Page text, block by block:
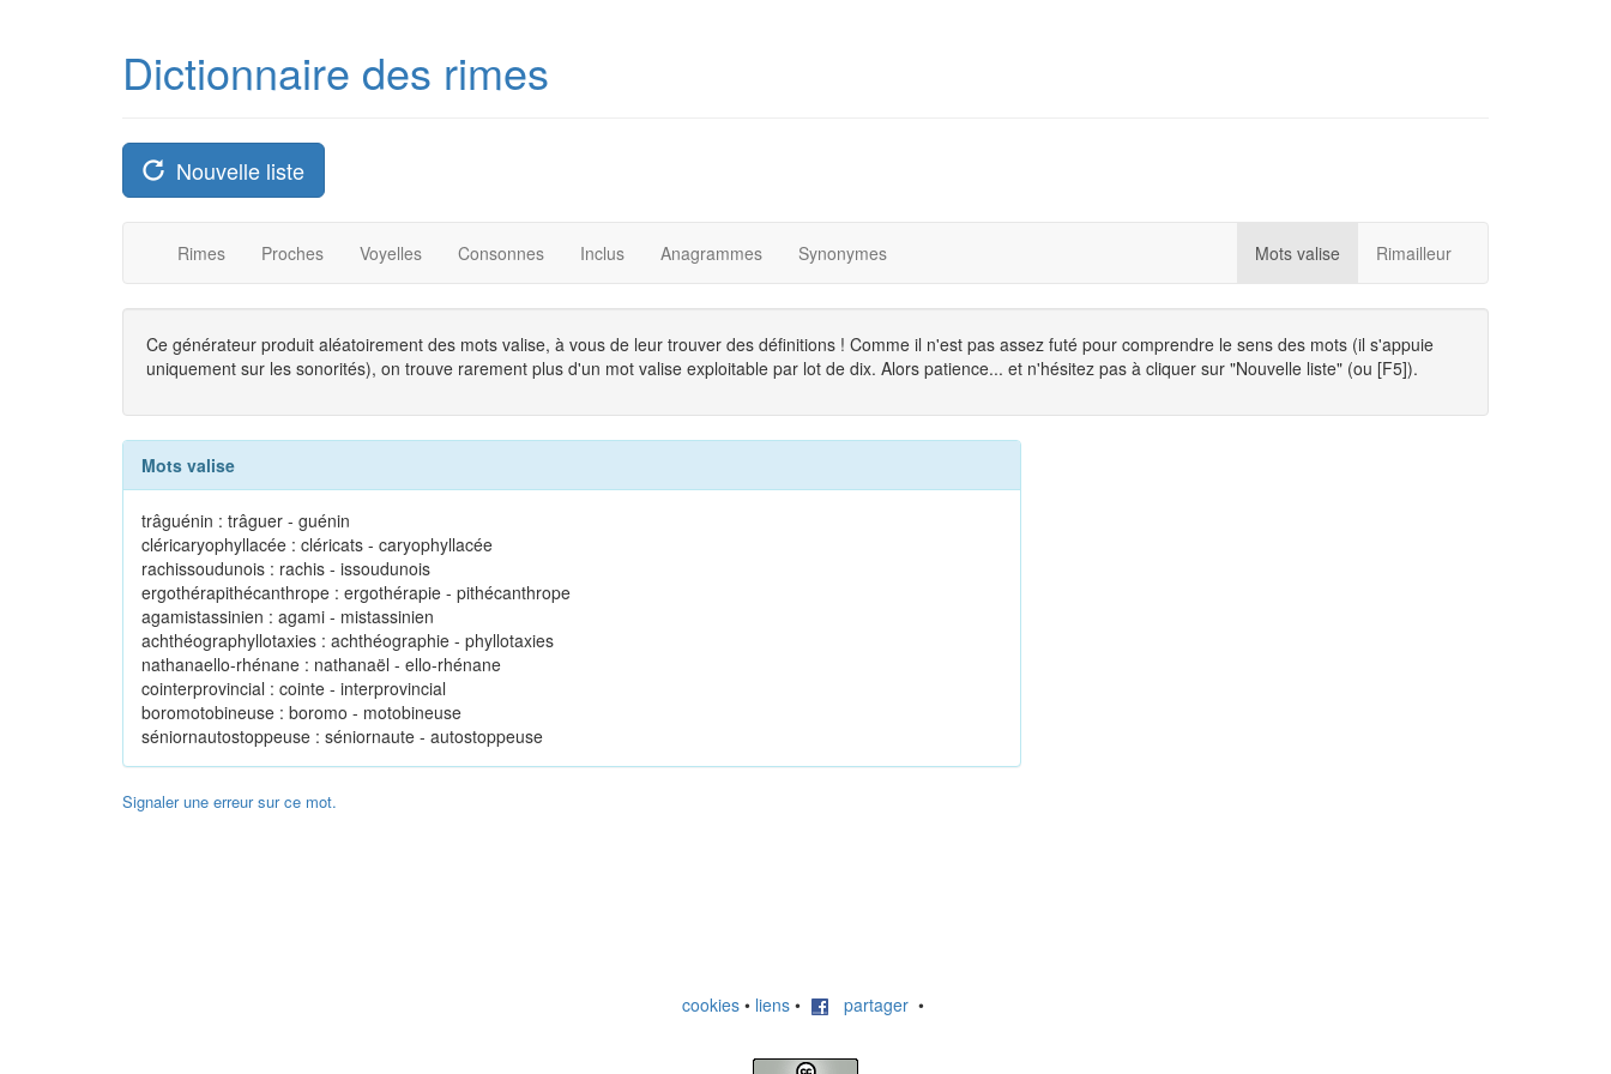
Dictionnaire des rimes
Nouvelle liste
Rimes Proches Voyelles Consonnes Inclus Anagrammes Synonymes Mots valise Rimailleur
Ce générateur produit aléatoirement des mots valise, à vous de leur trouver des définitions ! Comme il n'est pas assez futé pour comprendre le sens des mots (il s'appuie
uniquement sur les sonorités), on trouve rarement plus d'un mot valise exploitable par lot de dix. Alors patience... et n'hésitez pas à cliquer sur "Nouvelle liste" (ou [F5]).
Mots valise
trâguénin : trâguer - guénin
cléricaryophyllacée : cléricats - caryophyllacée
rachissoudunois : rachis - issoudunois
ergothérapithécanthrope : ergothérapie - pithécanthrope
agamistassinien : agami - mistassinien
achthéographyllotaxies : achthéographie - phyllotaxies
nathanaello-rhénane : nathanaël - ello-rhénane
cointerprovincial : cointe - interprovincial
boromotobineuse : boromo - motobineuse
séniornautostoppeuse : séniornaute - autostoppeuse
Signaler une erreur sur ce mot.
cookies • liens • partager •